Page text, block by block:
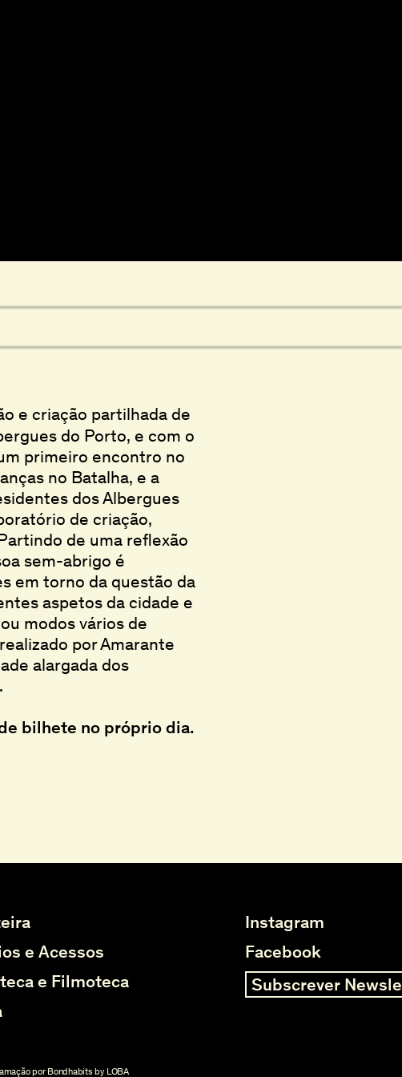
e criação partilhada de
do Porto, e com o
primeiro encontro no
no Batalha, e a
dos Albergues
de criação,
de uma reflexão
sem-abrigo é
em torno da questão da
aspetos da cidade e
modos vários de
por Amarante
alargada dos
bilhete no próprio dia.
e Acessos
e Filmoteca
Instagram
Facebook
Subscrever
por Bondhabits by LOBA